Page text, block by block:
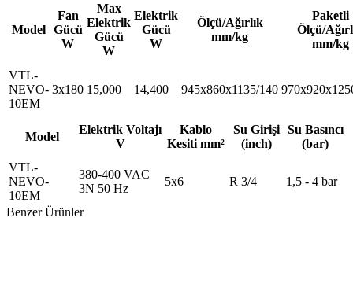
Model
Fan
Gücü
W
Max
Elektrik
Gücü
W
Elektrik
Gücü
W
Ölçü/Ağırlık
mm/kg
Paketli
Ölçü/
mm/kg
VTL-
NEVO-
10EM
3x180 15,000 14,400 945x860x1135/140
Model
Elektrik Voltajı
V
Kablo
Kesiti mm²
Su Girişi
(inch)
Su Basıncı
(bar)
VTL-
NEVO-
10EM
380-400 VAC
3N 50 Hz
5x6 R 3/4 1,5 - 4 bar
Benzer Ürünler